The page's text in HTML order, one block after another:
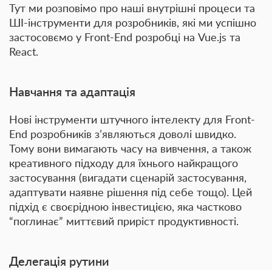
Тут ми розповімо про наші внутрішні процеси та
ШІ-інструменти для розробників, які ми успішно
застосовємо у Front-End розробці на Vue.js та
React.
Навчання та адаптація
Нові інструменти штучного інтелекту для Front-
End розробників з’являються доволі швидко.
Тому вони вимагають часу на вивчення, а також
креативного підходу для їхнього найкращого
застосування (вигадати сценарій застосування,
адаптувати наявне рішення під себе тощо). Цей
підхід є своєрідною інвестицією, яка частково
“поглинає” миттєвий приріст продуктивності.
Делегація рутини